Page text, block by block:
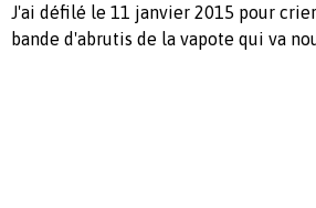
J'ai défilé le 11 janvier 2015 pour crier
bande d'abrutis de la vapote qui va